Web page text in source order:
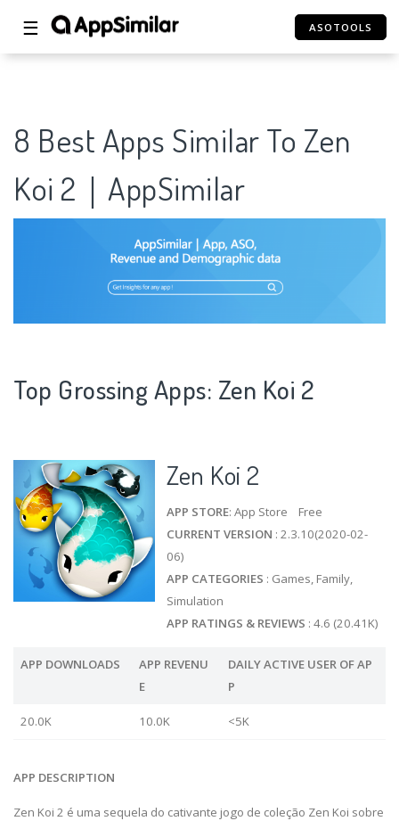
☰ ASOTOOLS
8 Best Apps Similar To Zen
Koi 2｜AppSimilar
Top Grossing Apps: Zen Koi 2
Zen Koi 2
APP STORE: App Store Free
CURRENT VERSION : 2.3.10(2020-02-
06)
APP CATEGORIES : Games, Family,
Simulation
APP RATINGS & REVIEWS : 4.6 (20.41K)
APP DOWNLOADS
APP REVENU
E
DAILY ACTIVE USER OF AP
P
20.0K 10.0K <5K
APP DESCRIPTION
Zen Koi 2 é uma sequela do cativante jogo de coleção Zen Koi sobre